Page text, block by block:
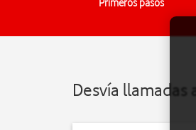
Primeros pasos
Desvía llamadas